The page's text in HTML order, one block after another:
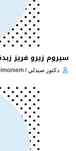
سيروم زيرو فريز
دكتور صيدلي / Mohamed Abdelmoniem